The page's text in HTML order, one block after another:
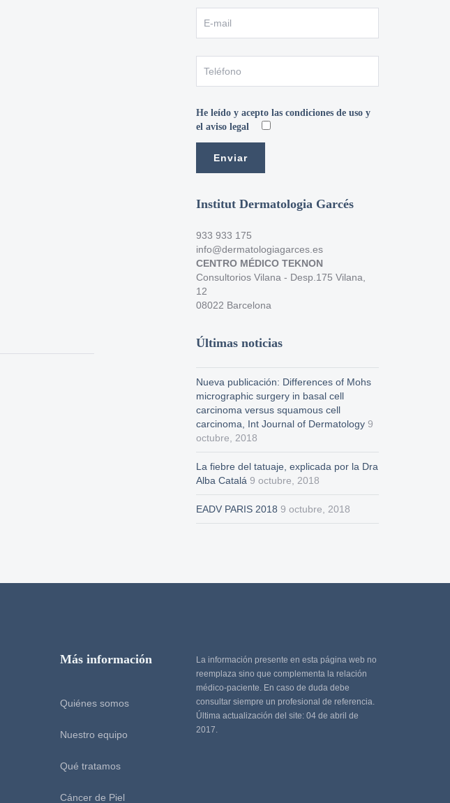
He leído y acepto las condiciones de uso y
el aviso legal
Institut Dermatologia Garcés
933 933 175
info@dermatologiagarces.es
CENTRO MÉDICO TEKNON
Consultorios Vilana - Desp.175 Vilana,
12
08022 Barcelona
Últimas noticias
Nueva publicación: Differences of Mohs
micrographic surgery in basal cell
carcinoma versus squamous cell
carcinoma, Int Journal of Dermatology 9
octubre, 2018
La fiebre del tatuaje, explicada por la Dra
Alba Catalá 9 octubre, 2018
EADV PARIS 2018 9 octubre, 2018
Más información
Quiénes somos
Nuestro equipo
Qué tratamos
Cáncer de Piel
La información presente en esta página web no
reemplaza sino que complementa la relación
médico-paciente. En caso de duda debe
consultar siempre un profesional de referencia.
Última actualización del site: 04 de abril de
2017.